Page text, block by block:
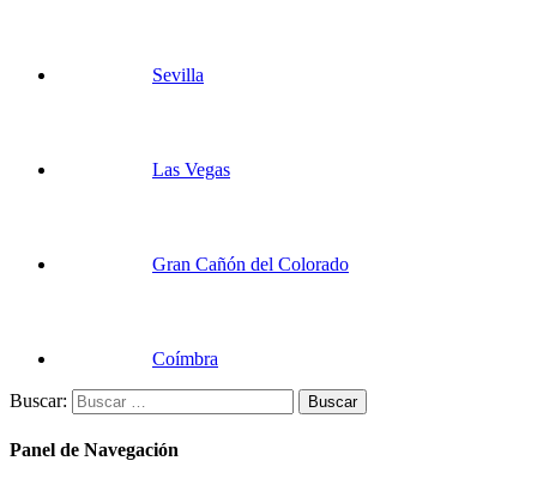
Sevilla
Las Vegas
Gran Cañón del Colorado
Coímbra
Buscar:
Panel de Navegación